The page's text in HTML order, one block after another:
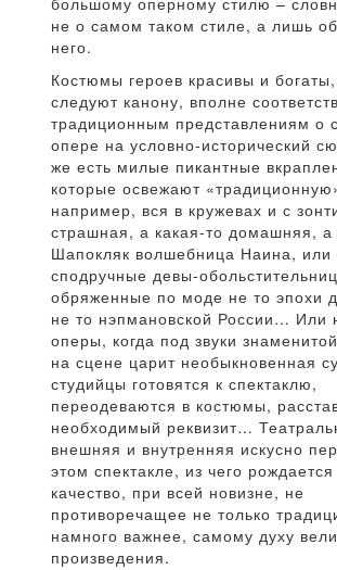
не о самом таком стиле, а лишь
него.
Костюмы героев красивы и
следуют канону, вполне
традиционным представлениям о
опере на условно-исторический
же есть милые пикантные
которые освежают
например, вся в кружевах и с
страшная, а какая-то домашняя, а
Шапокляк волшебница Наина, или
сподручные девы-
обряженные по моде не то эпохи
не то нэпмановской России… Или
оперы, когда под звуки
на сцене царит необыкновенная
студийцы готовятся к спектаклю,
переодеваются в костюмы,
необходимый реквизит…
внешняя и внутренняя искусно
этом спектакле, из чего
качество, при всей новизне, не
противоречащее не только
намного важнее, самому духу
произведения.